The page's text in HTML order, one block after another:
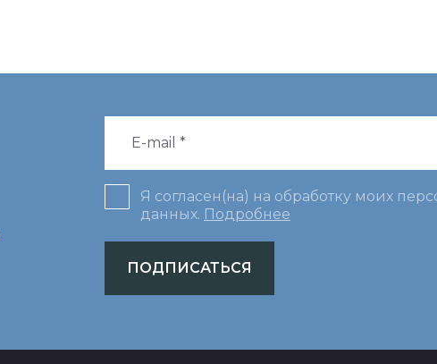
Я согласен(на) на обработку моих
данных. Подробнее
ПОДПИСАТЬСЯ